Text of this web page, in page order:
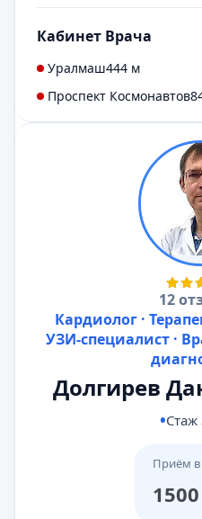
Кабинет Врача
Уралмаш444 м
Проспект Космонавтов
12
Кардиолог ·
УЗИ-специалист ·
Долгирев
Стаж
Приём в
1500